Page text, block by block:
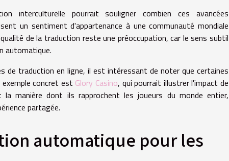
interculturelle pourrait souligner combien ces avancées
un sentiment d'appartenance à une communauté mondiale
de la traduction reste une préoccupation, car le sens subtil
automatique.
de traduction en ligne, il est intéressant de noter que certaines
concret est Glory Casino, qui pourrait illustrer l'impact de
manière dont ils rapprochent les joueurs du monde entier,
partagée.
automatique pour les